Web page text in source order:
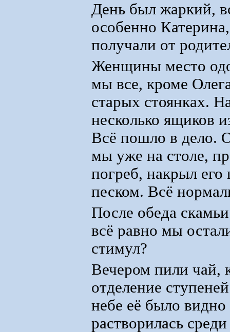
День был жаркий,
особенно
получали от
Женщины место
мы все, кроме
старых стоянках.
несколько ящиков
Всё пошло в дело.
мы уже на столе,
погреб, накрыл
песком. Всё
После обеда
всё равно мы
стимул?
Вечером пили чай,
отделение
небе её было видно
растворилась